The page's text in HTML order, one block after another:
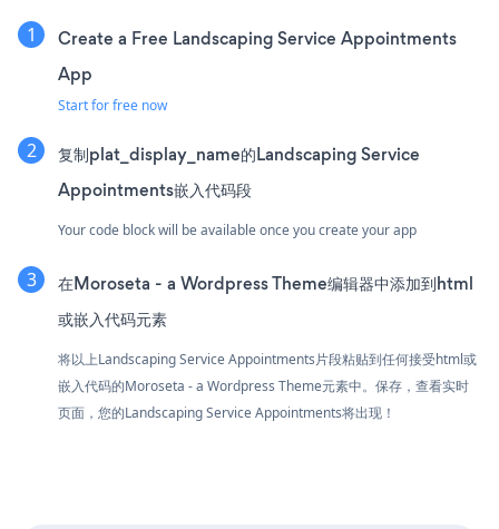
Create a Free Landscaping Service Appointments
App
Start for free now
复制plat_display_name的Landscaping Service
Appointments嵌入代码段
Your code block will be available once you create your app
在Moroseta - a Wordpress Theme编辑器中添加到html
或嵌入代码元素
将以上Landscaping Service Appointments片段粘贴到任何接受html或
嵌入代码的Moroseta - a Wordpress Theme元素中。保存，查看实时
页面，您的Landscaping Service Appointments将出现！